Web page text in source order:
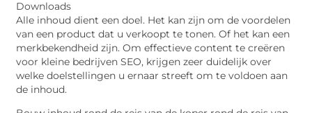
Downloads
Alle inhoud dient een doel. Het kan zijn om de voordelen
van een product dat u verkoopt te tonen. Of het kan een
merkbekendheid zijn. Om effectieve content te creëren
voor kleine bedrijven SEO, krijgen zeer duidelijk over
welke doelstellingen u ernaar streeft om te voldoen aan
de inhoud.